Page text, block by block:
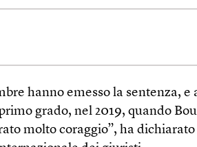
hanno emesso la sentenza, e
grado, nel 2019, quando
molto coraggio”, ha dichiarato